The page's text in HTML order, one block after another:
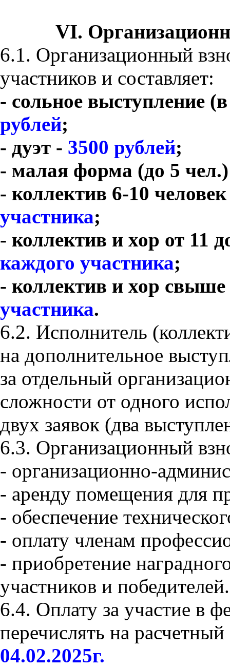
VI.
6.1. Организационный
участников и составляет:
- сольное выступление
рублей;
- дуэт - 3500 рублей;
- малая форма (до 5
- коллектив 6-10
участника;
- коллектив и хор от 11
каждого участника;
- коллектив и хор
участника.
6.2. Исполнитель
на дополнительное
за отдельный
сложности от одного
двух заявок (два
6.3. Организационный
- организационно-
- аренду помещения для
- обеспечение
- оплату членам
- приобретение
участников и победителей.
6.4. Оплату за участие в
перечислять на
04.02.2025г.